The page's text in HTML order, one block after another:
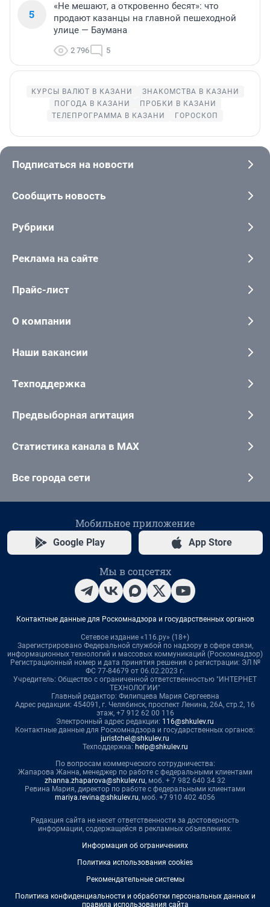
5
«Не мешают, а откровенно бесят»: что
продают казанцы на главной пешеходной
улице — Баумана
2 796 5
КУРСЫ ВАЛЮТ В КАЗАНИ
ЗНАКОМСТВА В КАЗАНИ
ПОГОДА В КАЗАНИ
ПРОБКИ В КАЗАНИ
ТЕЛЕПРОГРАММА В КАЗАНИ
ГОРОСКОП
Подписаться на новости
Сообщить новость
Рубрики
Реклама на сайте
Прайс-лист
О компании
Наши вакансии
Техподдержка
Предвыборная агитация
Статистика канала в MAX
Все города сети
Мобильное приложение
Google Play App Store
Мы в соцсетях
Контактные данные для Роскомнадзора и государственных органов
Сетевое издание «116.ру» (18+)
Зарегистрировано Федеральной службой по надзору в сфере связи,
информационных технологий и массовых коммуникаций (Роскомнадзор)
Регистрационный номер и дата принятия решения о регистрации: ЭЛ №
ФС 77-84679 от 06.02.2023 г.
Учредитель: Общество с ограниченной ответственностью "ИНТЕРНЕТ
ТЕХНОЛОГИИ"
Главный редактор: Филипцева Мария Сергеевна
Адрес редакции: 454091, г. Челябинск, проспект Ленина, 26А, стр.2, 16
этаж, +7 912 62 00 116
Электронный адрес редакции: 116@shkulev.ru
Контактные данные для Роскомнадзора и государственных органов:
juristchel@shkulev.ru
Техподдержка: help@shkulev.ru
По вопросам коммерческого сотрудничества:
Жапарова Жанна, менеджер по работе с федеральными клиентами
zhanna.zhaparova@shkulev.ru, моб. + 7 982 640 34 32
Ревина Мария, директор по работе с федеральными клиентами
mariya.revina@shkulev.ru, моб. +7 910 402 4056
Редакция сайта не несет ответственности за достоверность
информации, содержащейся в рекламных объявлениях.
Информация об ограничениях
Политика использования cookies
Рекомендательные системы
Политика конфиденциальности и обработки персональных данных и
правила использования сайта